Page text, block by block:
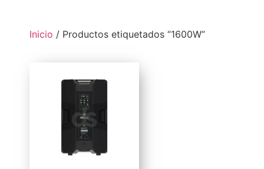
Inicio / Productos etiquetados “1600W”